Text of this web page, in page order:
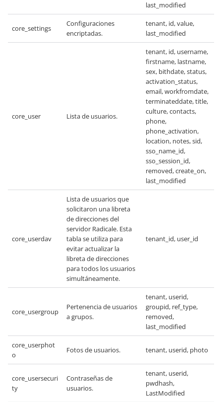
last_modified
core_settings
Configuraciones
encriptadas.
tenant, id, value,
last_modified
core_user Lista de usuarios.
tenant, id, username,
firstname, lastname,
sex, bithdate, status,
activation_status,
email, workfromdate,
terminateddate, title,
culture, contacts,
phone,
phone_activation,
location, notes, sid,
sso_name_id,
sso_session_id,
removed, create_on,
last_modified
core_userdav
Lista de usuarios que
solicitaron una libreta
de direcciones del
servidor Radicale. Esta
tabla se utiliza para
evitar actualizar la
libreta de direcciones
para todos los usuarios
simultáneamente.
tenant_id, user_id
core_usergroup
Pertenencia de usuarios
a grupos.
tenant, userid,
groupid, ref_type,
removed,
last_modified
core_userphot
o
Fotos de usuarios. tenant, userid, photo
core_usersecuri
ty
Contraseñas de
usuarios.
tenant, userid,
pwdhash,
LastModified